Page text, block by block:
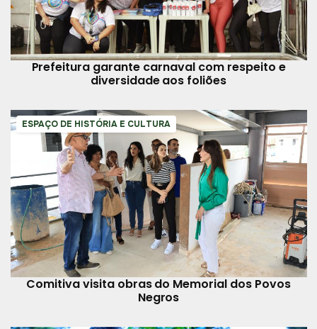
Prefeitura garante carnaval com respeito e
diversidade aos foliões
ESPAÇO DE HISTÓRIA E CULTURA
Comitiva visita obras do Memorial dos Povos
Negros